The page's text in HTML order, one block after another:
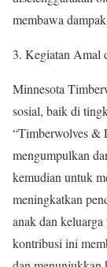
membawa
3. Kegiatan Amal
Minnesota
sosial, baik di
“Timberwolves &
mengumpulkan
kemudian untuk
meningkatkan
anak dan
kontribusi ini